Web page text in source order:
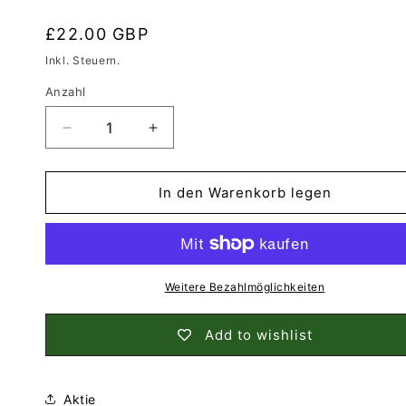
Normaler
Preis
£22.00 GBP
Inkl. Steuern.
Anzahl
Anzahl
Verringere
die
Menge
East
Fife
Weihnachtsdekorationskugel
Erhöhe
die
Menge
für
East
Fife
Weihnachtsdekorationskugel
In den Warenkorb legen
Weitere Bezahlmöglichkeiten
Add to wishlist
Aktie